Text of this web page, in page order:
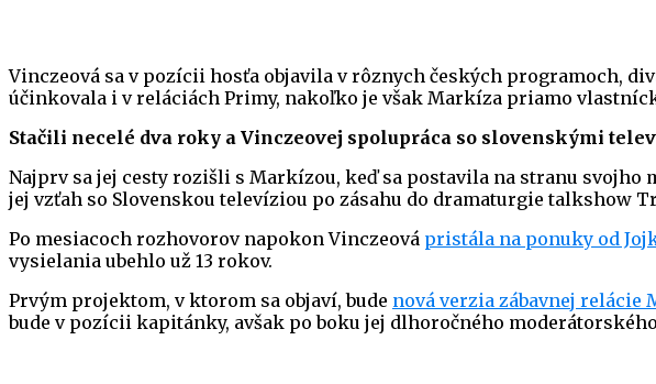
Vinczeová sa v pozícii hosťa objavila v rôznych českých programoch,
účinkovala i v reláciách Primy, nakoľko je však Markíza priamo
Stačili necelé dva roky a Vinczeovej spolupráca so slovenskými
Najprv sa jej cesty rozišli s Markízou, keď sa postavila na stranu
jej vzťah so Slovenskou televíziou po zásahu do dramaturgie talkshow
Po mesiacoch rozhovorov napokon Vinczeová pristála na ponuky od
vysielania ubehlo už 13 rokov.
Prvým projektom, v ktorom sa objaví, bude nová verzia zábavnej relácie
bude v pozícii kapitánky, avšak po boku jej dlhoročného